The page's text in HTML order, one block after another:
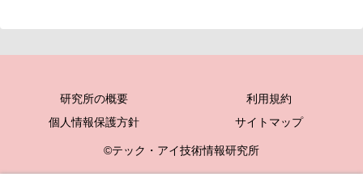
研究所の概要
利用規約
個人情報保護方針
サイトマップ
©テック・アイ技術情報研究所